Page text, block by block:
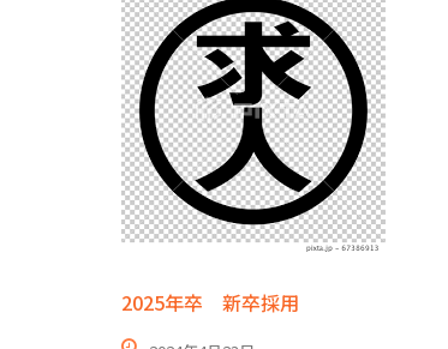
2025年卒 新卒採用